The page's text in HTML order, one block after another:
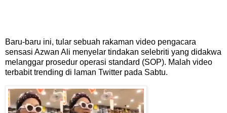
Baru-baru ini, tular sebuah rakaman video pengacara
sensasi Azwan Ali menyelar tindakan selebriti yang didakwa
melanggar prosedur operasi standard (SOP). Malah video
terbabit trending di laman Twitter pada Sabtu.